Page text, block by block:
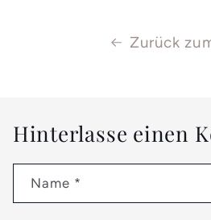
Zurück
Hinterlasse einen
Name *